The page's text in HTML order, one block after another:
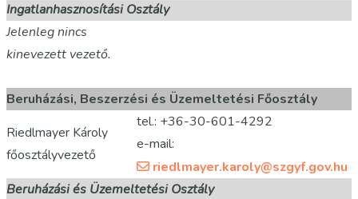
Ingatlanhasznosítási Osztály
Jelenleg nincs
kinevezett vezető.
Beruházási, Beszerzési és Üzemeltetési Főosztály
Riedlmayer Károly
főosztályvezető
tel.: +36-30-601-4292
e-mail:
riedlmayer.karoly@szgyf.gov.hu
Beruházási és Üzemeltetési Osztály